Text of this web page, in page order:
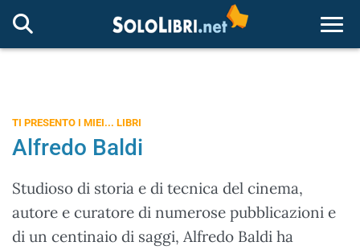
TI PRESENTO I MIEI... LIBRI
Alfredo Baldi
Studioso di storia e di tecnica del cinema,
autore e curatore di numerose pubblicazioni e
di un centinaio di saggi, Alfredo Baldi ha